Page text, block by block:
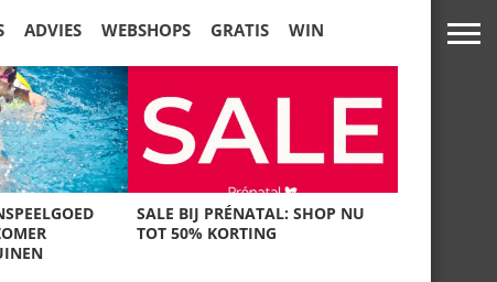
ADVIES WEBSHOPS GRATIS WIN
SALE BIJ PRÉNATAL: SHOP NU
TOT 50% KORTING